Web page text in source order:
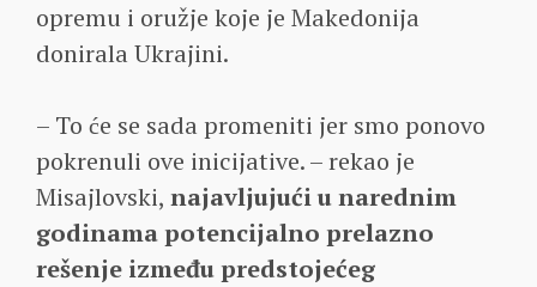
opremu i oružje koje je Makedonija
donirala Ukrajini.
– To će se sada promeniti jer smo ponovo
pokrenuli ove inicijative. – rekao je
Misajlovski, najavljujući u narednim
godinama potencijalno prelazno
rešenje između predstojećeg